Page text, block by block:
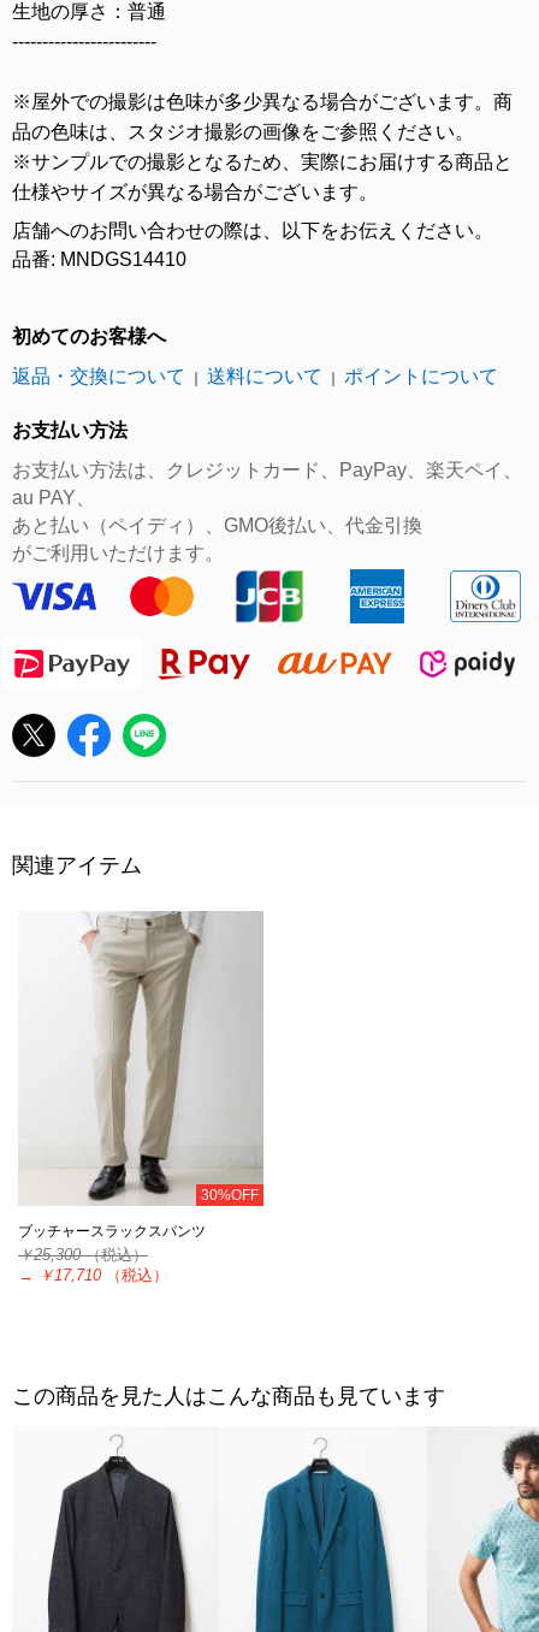
生地の厚さ：普通
------------------------
※屋外での撮影は色味が多少異なる場合がございます。商
品の色味は、スタジオ撮影の画像をご参照ください。
※サンプルでの撮影となるため、実際にお届けする商品と
仕様やサイズが異なる場合がございます。
店舗へのお問い合わせの際は、以下をお伝えください。
品番: MNDGS14410
初めてのお客様へ
返品・交換について
｜ 送料について ｜ ポイントについて
お支払い方法
お支払い方法は、クレジットカード、PayPay、楽天ペイ、
au PAY、
あと払い（ペイディ）、GMO後払い、代金引換
がご利用いただけます。
関連アイテム
30%OFF
ブッチャースラックスパンツ
￥25,300（税込）
→
￥17,710 （税込）
この商品を見た人はこんな商品も見ています